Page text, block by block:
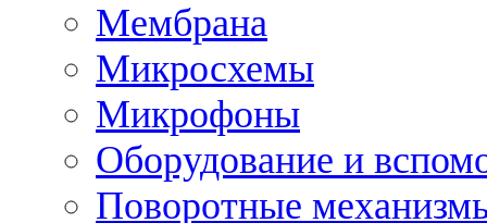
Мембрана
Микросхемы
Микрофоны
Оборудование и
Поворотные